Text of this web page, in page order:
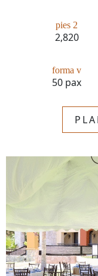
pies 2
2,820
forma v
50 pax